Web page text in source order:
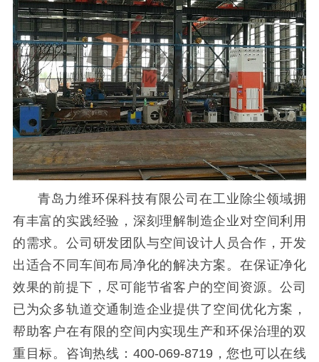
青岛力维环保科技有限公司在工业除尘领域拥
有丰富的实践经验，深刻理解制造企业对空间利用
的需求。公司研发团队与空间设计人员合作，开发
出适合不同车间布局净化的解决方案。在保证净化
效果的前提下，尽可能节省客户的空间资源。公司
已为众多轨道交通制造企业提供了空间优化方案，
帮助客户在有限的空间内实现生产和环保治理的双
重目标。 咨询热线：400-069-8719，您也可以在线